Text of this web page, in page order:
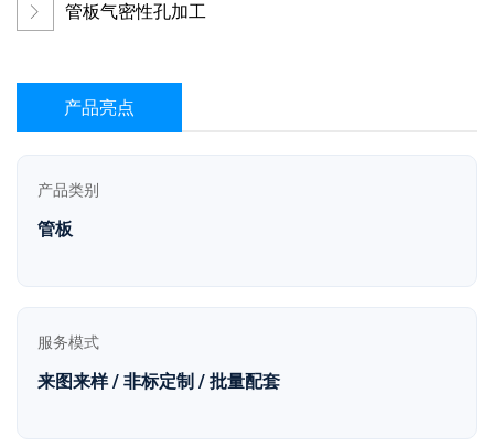
管板气密性孔加工
产品亮点
产品类别
管板
服务模式
来图来样 / 非标定制 / 批量配套